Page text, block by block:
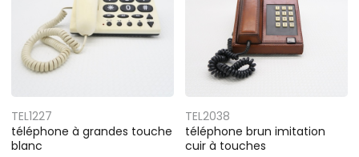
TEL1227
téléphone à grandes touche
blanc
TEL2038
téléphone brun imitation
cuir à touches